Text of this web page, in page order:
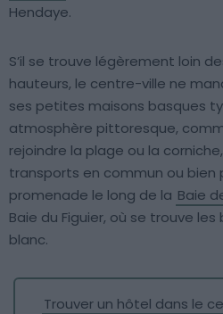
Hendaye.
S’il se trouve légèrement loin
hauteurs, le centre-ville ne
ses petites maisons basques
atmosphère pittoresque,
rejoindre la plage ou la
transports en commun ou bien
promenade le long de la Baie
Baie du Figuier, où se trouve
blanc.
Trouver un hôtel dans le